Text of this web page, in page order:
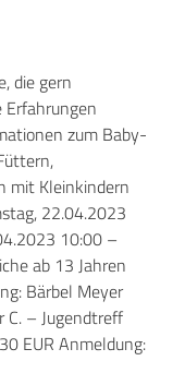
die gern
zum Baby-
mit Kleinkindern
22.04.2023
10:00 –
ab 13 Jahren
Bärbel Meyer
– Jugendtreff
EUR Anmeldung: